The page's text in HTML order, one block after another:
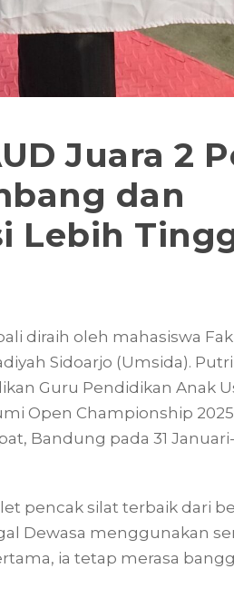
Juara 2
dan
Lebih
diraih oleh mahasiswa
Sidoarjo (Umsida).
Guru Pendidikan Anak
Open Championship
Bandung pada 31 Januari
pencak silat terbaik dari
Dewasa menggunakan
ia tetap merasa